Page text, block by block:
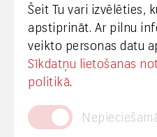
Šeit Tu vari izvēlēties,
apstiprināt. Ar pilnu
veikto personas datu
Sīkdatņu lietošanas
politikā.
+371 29665001
vineta.sprugaine@lvrtc.lv
© VAS Latvijas Valsts